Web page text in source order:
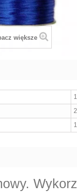
większe